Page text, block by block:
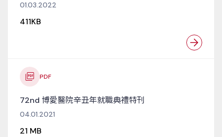
01.03.2022
411KB
PDF
72nd 博愛醫院辛丑年就職典禮特刊
04.01.2021
21 MB